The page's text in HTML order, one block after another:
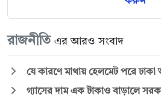
রাজনীতি এর আরও সংবাদ
যে কারণে মাথায় হেলমেট পরে ঢাকা
গ্যাসের দাম এক টাকাও বাড়ালে